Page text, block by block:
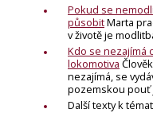
Pokud se
působitMarta
v životě je
Kdo se nezajímá
lokomotiva
nezajímá, se
pozemskou pouť
Další texty k